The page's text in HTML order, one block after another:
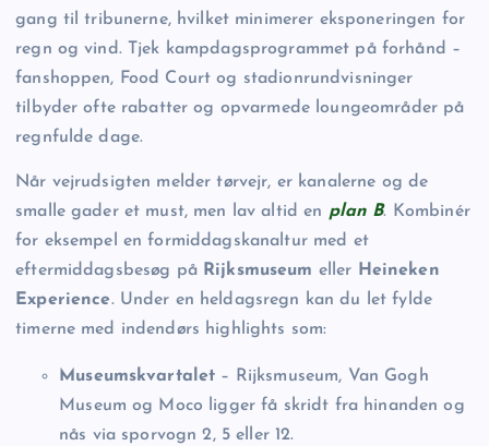
gang til tribunerne, hvilket minimerer eksponeringen for
regn og vind. Tjek kampdagsprogrammet på forhånd –
fanshoppen, Food Court og stadionrundvisninger
tilbyder ofte rabatter og opvarmede loungeområder på
regnfulde dage.
Når vejrudsigten melder tørvejr, er kanalerne og de
smalle gader et must, men lav altid en plan B. Kombinér
for eksempel en formiddagskanaltur med et
eftermiddagsbesøg på Rijksmuseum eller
Heineken
Experience. Under en heldagsregn kan du let fylde
timerne med indendørs highlights som:
Museums­kvartalet – Rijksmuseum, Van Gogh
Museum og Moco ligger få skridt fra hinanden og
nås via sporvogn 2, 5 eller 12.